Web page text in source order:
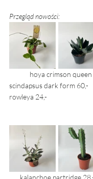
Przegląd nowości:
scindapsus dark form 60,- 		starzec
rowleya 24,-